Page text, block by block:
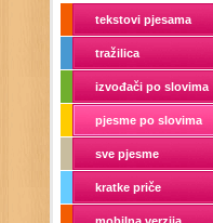
tekstovi pjesama
tražilica
izvođači po slovima
pjesme po slovima
sve pjesme
kratke priče